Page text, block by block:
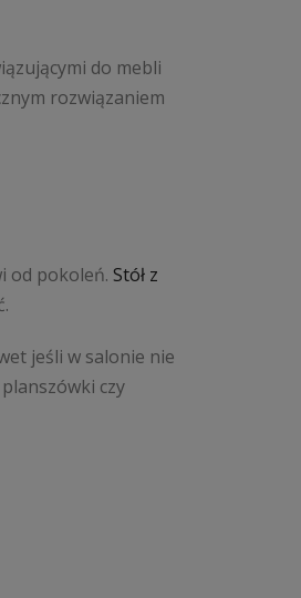
do mebli
rozwiązaniem
od pokoleń. Stół z
jeśli w salonie nie
czy